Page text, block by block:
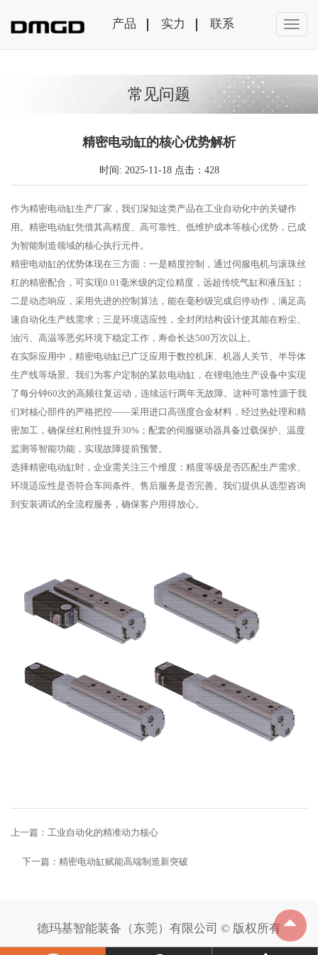
产品 实力 联系
常见问题
精密电动缸的核心优势解析
时间: 2025-11-18 点击：428
作为精密电动缸生产厂家，我们深知这类产品在工业自动化中的关键作
用。精密电动缸凭借其高精度、高可靠性、低维护成本等核心优势，已成
为智能制造领域的核心执行元件。
精密电动缸的优势体现在三方面：一是精度控制，通过伺服电机与滚珠丝
杠的精密配合，可实现0.01毫米级的定位精度，远超传统气缸和液压缸；
二是动态响应，采用先进的控制算法，能在毫秒级完成启停动作，满足高
速自动化生产线需求；三是环境适应性，全封闭结构设计使其能在粉尘、
油污、高温等恶劣环境下稳定工作，寿命长达500万次以上。
在实际应用中，精密电动缸已广泛应用于数控机床、机器人关节、半导体
生产线等场景。我们为客户定制的某款电动缸，在锂电池生产设备中实现
了每分钟60次的高频往复运动，连续运行两年无故障。这种可靠性源于我
们对核心部件的严格把控——采用进口高强度合金材料，经过热处理和精
密加工，确保丝杠刚性提升30%；配套的伺服驱动器具备过载保护、温度
监测等智能功能，实现故障提前预警。
选择精密电动缸时，企业需关注三个维度：精度等级是否匹配生产需求、
环境适应性是否符合车间条件、售后服务是否完善。我们提供从选型咨询
到安装调试的全流程服务，确保客户用得放心。
上一篇： 工业自动化的精准动力核心
下一篇： 精密电动缸赋能高端制造新突破
德玛基智能装备（东莞）有限公司 © 版权所有